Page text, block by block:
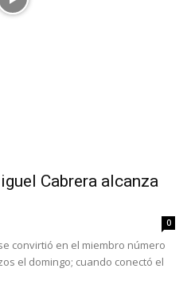
Cabrera alcanza
0
convirtió en el miembro número
el domingo; cuando conectó el